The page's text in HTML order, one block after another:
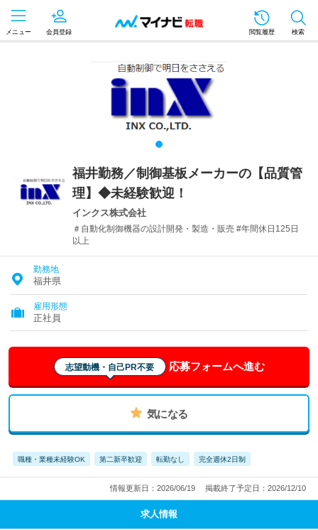
メニュー 会員登録 閲覧履歴 検索
福井勤務／制御基板メーカーの【品質管
理】◆未経験歓迎！
インクス株式会社
＃自動化制御機器の設計開発・製造・販売 #年間休日125日
以上
勤務地
福井県
雇用形態
正社員
志望動機・自己PR不要 応募フォームへ進む
気になる
職種・業種未経験OK 第二新卒歓迎 転勤なし 完全週休2日制
情報更新日：2026/06/19 掲載終了予定日：2026/12/10
求人情報